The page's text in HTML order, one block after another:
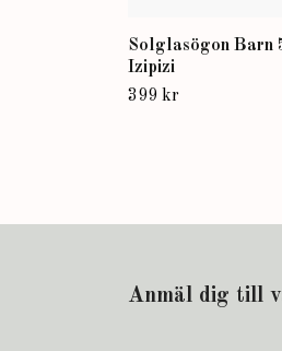
Solglasögon Barn
Izipizi
399 kr
Anmäl dig till